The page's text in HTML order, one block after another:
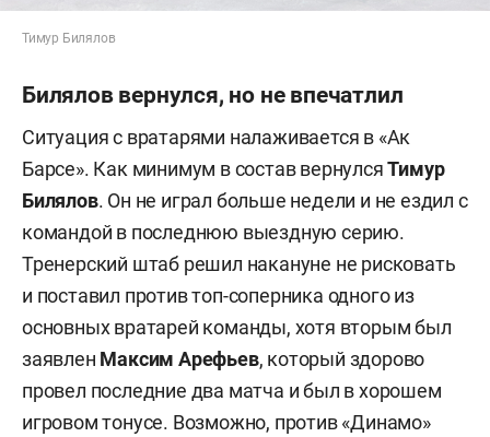
Тимур Билялов
Билялов вернулся, но не впечатлил
Ситуация с вратарями налаживается в «Ак
Барсе». Как минимум в состав вернулсяТимур
Билялов. Он не играл больше недели и не ездил с
командой в последнюю выездную серию.
Тренерский штаб решил накануне не рисковать
и поставил против топ-соперника одного из
основных вратарей команды, хотя вторым был
заявлен Максим Арефьев, который здорово
провел последние два матча и был в хорошем
игровом тонусе. Возможно, против «Динамо»